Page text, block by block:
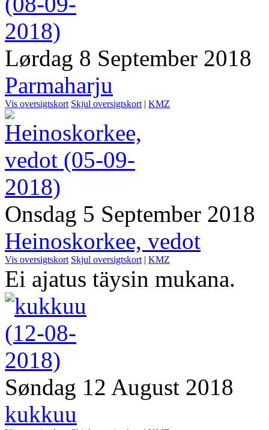
Lørdag 8 September 2018
Parmaharju
Vis oversigtskort Skjul oversigtskort | KMZ
Onsdag 5 September 2018
Heinoskorkee, vedot
Vis oversigtskort Skjul oversigtskort | KMZ
Ei ajatus täysin mukana.
Søndag 12 August 2018
kukkuu